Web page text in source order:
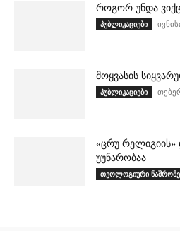
როგორ უნდა
პუბლიკაციები
მოყვასის
პუბლიკაციები
«ცრუ რელიგიის»
უუნარობაა
თეოლოგიური